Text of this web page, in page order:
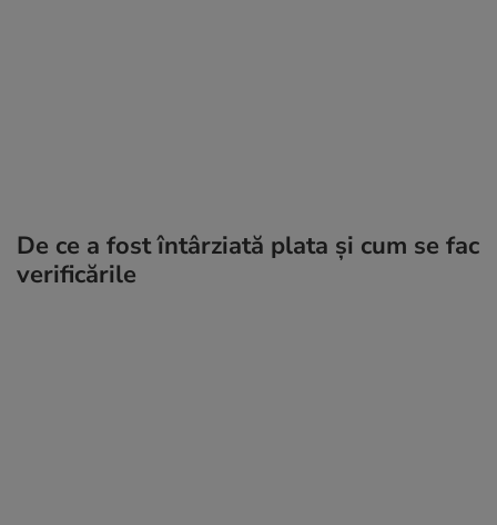
De ce a fost întârziată plata și cum se fac
verificările